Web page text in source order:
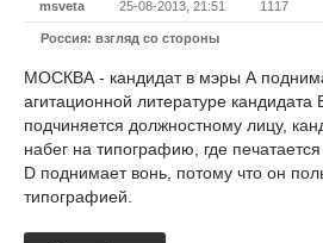
msveta 25-08-2013, 21:51 1117
Россия: взгляд со стороны
МОСКВА - кандидат в мэры А
агитационной литературе
подчиняется должностному лицу,
набег на типографию, где
D поднимает вонь, потому что он
типографией.